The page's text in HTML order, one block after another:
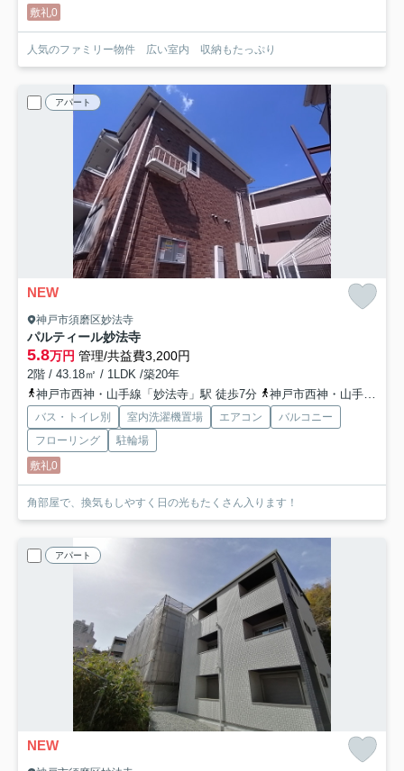
敷礼0
人気のファミリー物件 広い室内 収納もたっぷり
アパート
NEW
神戸市須磨区妙法寺
パルティール妙法寺
5.8万円 管理/共益費3,200円
2階 / 43.18㎡ / 1LDK /築20年
神戸市西神・山手線「妙法寺」駅 徒歩7分
神戸市西神・山手線「名谷」駅 徒歩29分
バス・トイレ別 室内洗濯機置場 エアコン
バルコニー
フローリング
駐輪場
敷礼0
角部屋で、換気もしやすく日の光もたくさん入ります！
アパート
NEW